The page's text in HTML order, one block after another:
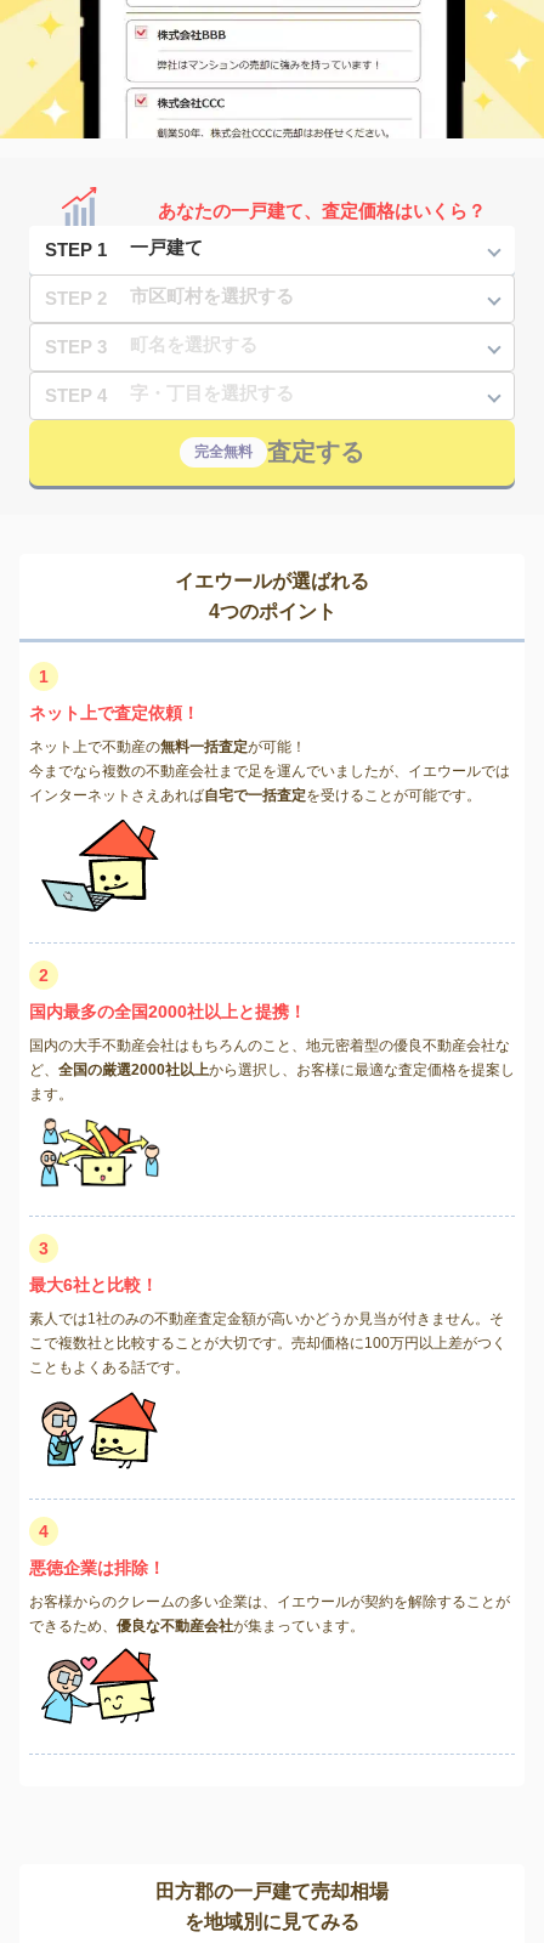
あなたの一戸建て、査定価格はいくら？
STEP 1
STEP 2
STEP 3
STEP 4
完全無料 査定する
イエウールが選ばれる
4つのポイント
1
ネット上で査定依頼！
ネット上で不動産の無料一括査定が可能！
今までなら複数の不動産会社まで足を運んでいましたが、イエウールでは
インターネットさえあれば自宅で一括査定を受けることが可能です。
2
国内最多の全国2000社以上と提携！
国内の大手不動産会社はもちろんのこと、地元密着型の優良不動産会社な
ど、 全国の厳選2000社以上から選択し、お客様に最適な査定価格を提案し
ます。
3
最大6社と比較！
素人では1社のみの不動産査定金額が高いかどうか見当が付きません。そ
こで複数社と比較することが大切です。売却価格に100万円以上差がつく
こともよくある話です。
4
悪徳企業は排除！
お客様からのクレームの多い企業は、イエウールが契約を解除することが
できるため、 優良な不動産会社が集まっています。
田方郡の一戸建て売却相場
を地域別に見てみる